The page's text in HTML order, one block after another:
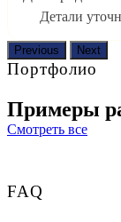
Детали
Previous Next
Портфолио
Примеры
Смотреть все
FAQ